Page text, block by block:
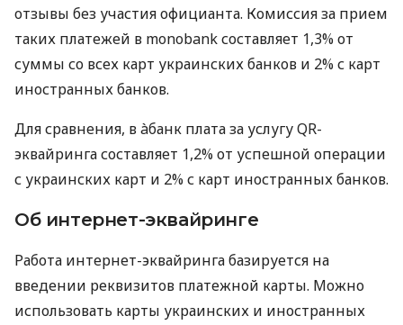
отзывы без участия официанта. Комиссия за прием
таких платежей в monobank составляет 1,3% от
суммы со всех карт украинских банков и 2% с карт
иностранных банков.
Для сравнения, в àбанк плата за услугу QR-
эквайринга составляет 1,2% от успешной операции
с украинских карт и 2% с карт иностранных банков.
Об интернет-эквайринге
Работа интернет-эквайринга базируется на
введении реквизитов платежной карты. Можно
использовать карты украинских и иностранных